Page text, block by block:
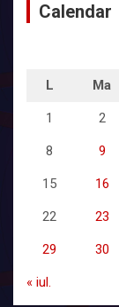
Calendar
L Ma
1 2
8 9
15 16
22 23
29 30
« iul.